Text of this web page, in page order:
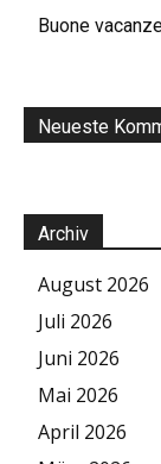
Buone
Neueste
Archiv
August 2026
Juli 2026
Juni 2026
Mai 2026
April 2026